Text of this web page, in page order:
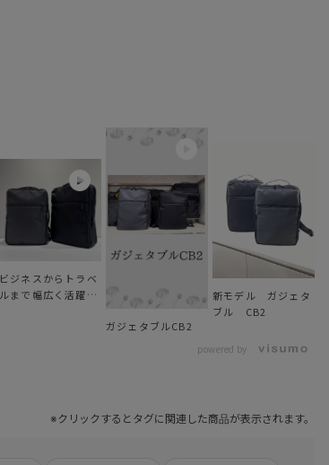
ビジネスからトラベ
ルまで幅広く活躍！
ガジェタブルCB2
新モデル ガジェタ
ブル CB2
powered by
※クリックするとタグに関連した商品が表示されます。